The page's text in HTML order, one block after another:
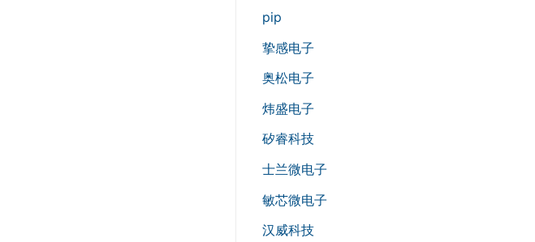
pip
挚感电子
奥松电子
炜盛电子
矽睿科技
士兰微电子
敏芯微电子
汉威科技